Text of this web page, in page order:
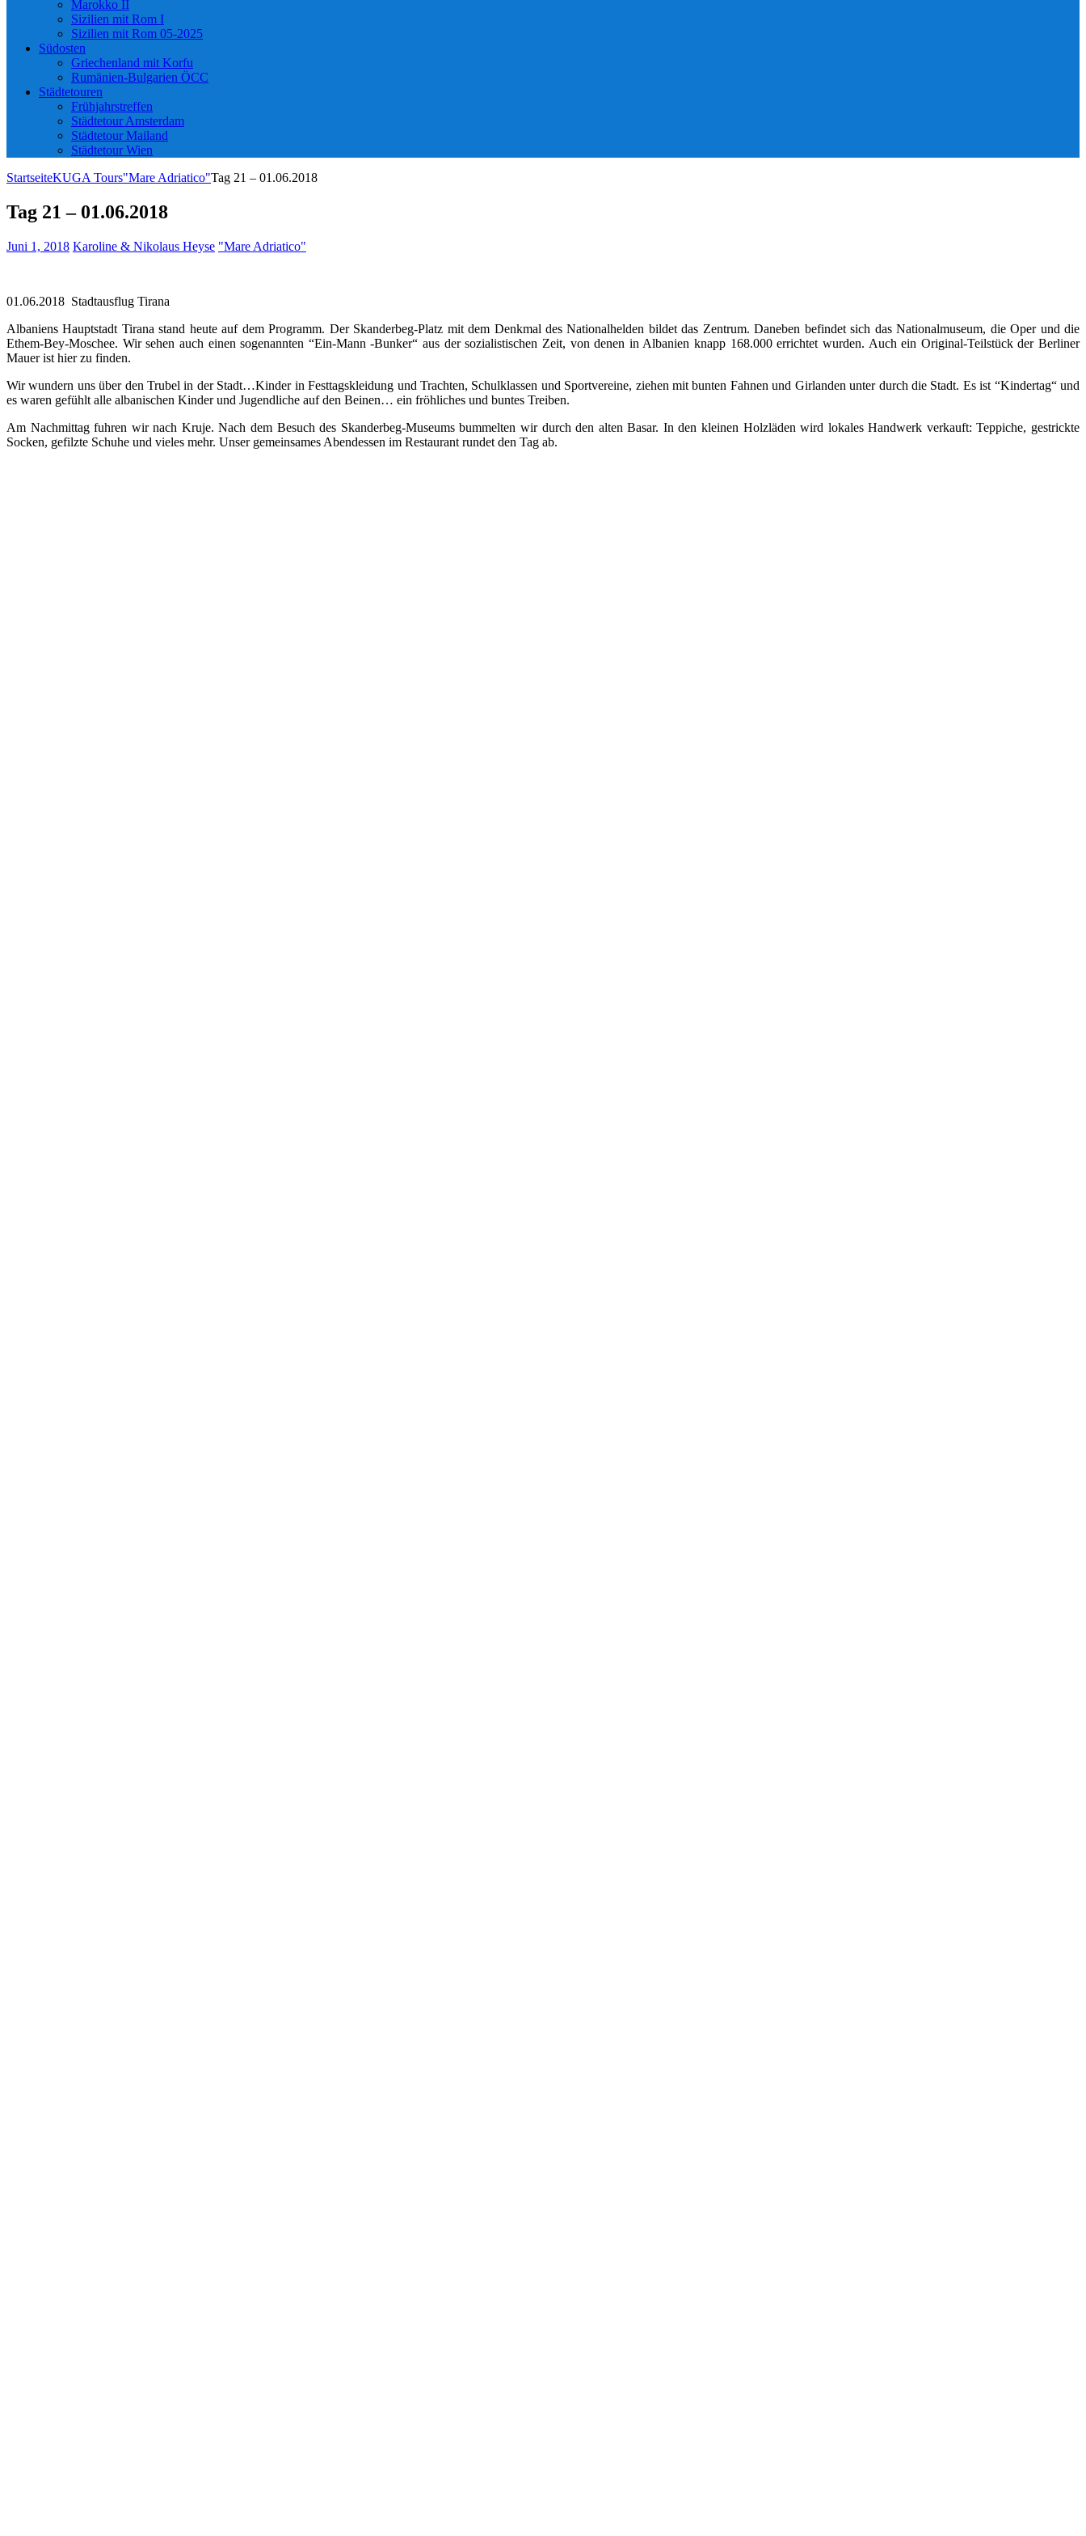
Marokko II
Sizilien mit Rom I
Sizilien mit Rom 05-2025
Südosten
Griechenland mit Korfu
Rumänien-Bulgarien ÖCC
Städtetouren
Frühjahrstreffen
Städtetour Amsterdam
Städtetour Mailand
Städtetour Wien
StartseiteKUGA Tours"Mare Adriatico"Tag 21 – 01.06.2018
Tag 21 – 01.06.2018
Juni 1, 2018 Karoline & Nikolaus Heyse "Mare Adriatico"
01.06.2018 Stadtausflug Tirana
Albaniens Hauptstadt Tirana stand heute auf dem Programm. Der Skanderbeg-Platz mit dem Denkmal des Nationalhelden bildet das Zentrum. Daneben befindet sich das Nationalmuseum, die Oper und die
Ethem-Bey-Moschee. Wir sehen auch einen sogenannten “Ein-Mann -Bunker“ aus der sozialistischen Zeit, von denen in Albanien knapp 168.000 errichtet wurden. Auch ein Original-Teilstück der Berliner
Mauer ist hier zu finden.
Wir wundern uns über den Trubel in der Stadt…Kinder in Festtagskleidung und Trachten, Schulklassen und Sportvereine, ziehen mit bunten Fahnen und Girlanden unter durch die Stadt. Es ist “Kindertag“ und
es waren gefühlt alle albanischen Kinder und Jugendliche auf den Beinen… ein fröhliches und buntes Treiben.
Am Nachmittag fuhren wir nach Kruje. Nach dem Besuch des Skanderbeg-Museums bummelten wir durch den alten Basar. In den kleinen Holzläden wird lokales Handwerk verkauft: Teppiche, gestrickte
Socken, gefilzte Schuhe und vieles mehr. Unser gemeinsames Abendessen im Restaurant rundet den Tag ab.